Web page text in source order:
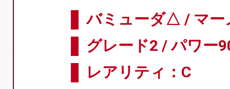
バミューダ△ / マー
グレード2 / パワー
レアリティ：C